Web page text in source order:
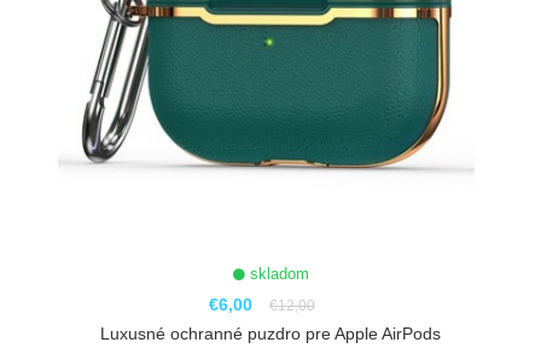
skladom
€6,00 €12,00
Luxusné ochranné puzdro pre Apple AirPods